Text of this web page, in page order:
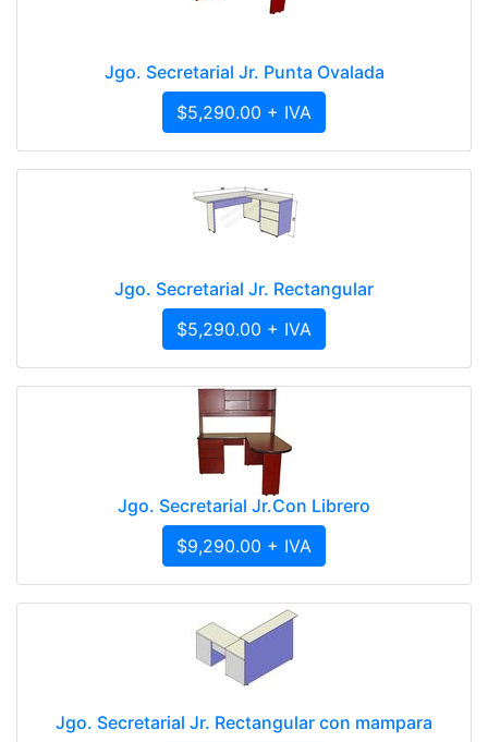
Jgo. Secretarial Jr. Punta Ovalada
$5,290.00 + IVA
Jgo. Secretarial Jr. Rectangular
$5,290.00 + IVA
Jgo. Secretarial Jr.Con Librero
$9,290.00 + IVA
Jgo. Secretarial Jr. Rectangular con mampara